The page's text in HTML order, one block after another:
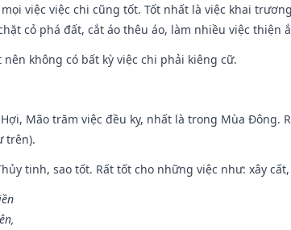
việc việc chi cũng tốt. Tốt nhất là việc khai
cỏ phá đất, cắt áo thêu áo, làm nhiều việc thiện
nên không có bất kỳ việc chi phải kiêng cữ.
Mão trăm việc đều kỵ, nhất là trong Mùa Đông.
trên).
tinh, sao tốt. Rất tốt cho những việc như: xây